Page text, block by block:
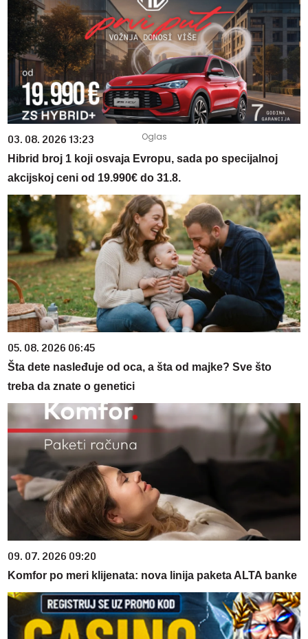
03. 08. 2026 13:23
Hibrid broj 1 koji osvaja Evropu, sada po specijalnoj
akcijskoj ceni od 19.990€ do 31.8.
05. 08. 2026 06:45
Šta dete nasleđuje od oca, a šta od majke? Sve što
treba da znate o genetici
09. 07. 2026 09:20
Komfor po meri klijenata: nova linija paketa ALTA banke